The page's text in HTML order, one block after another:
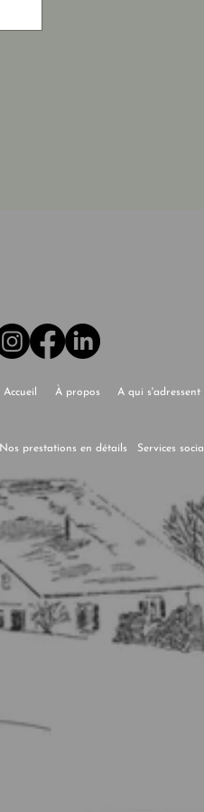
Accueil À propos A qui
Nos prestations en détails Services